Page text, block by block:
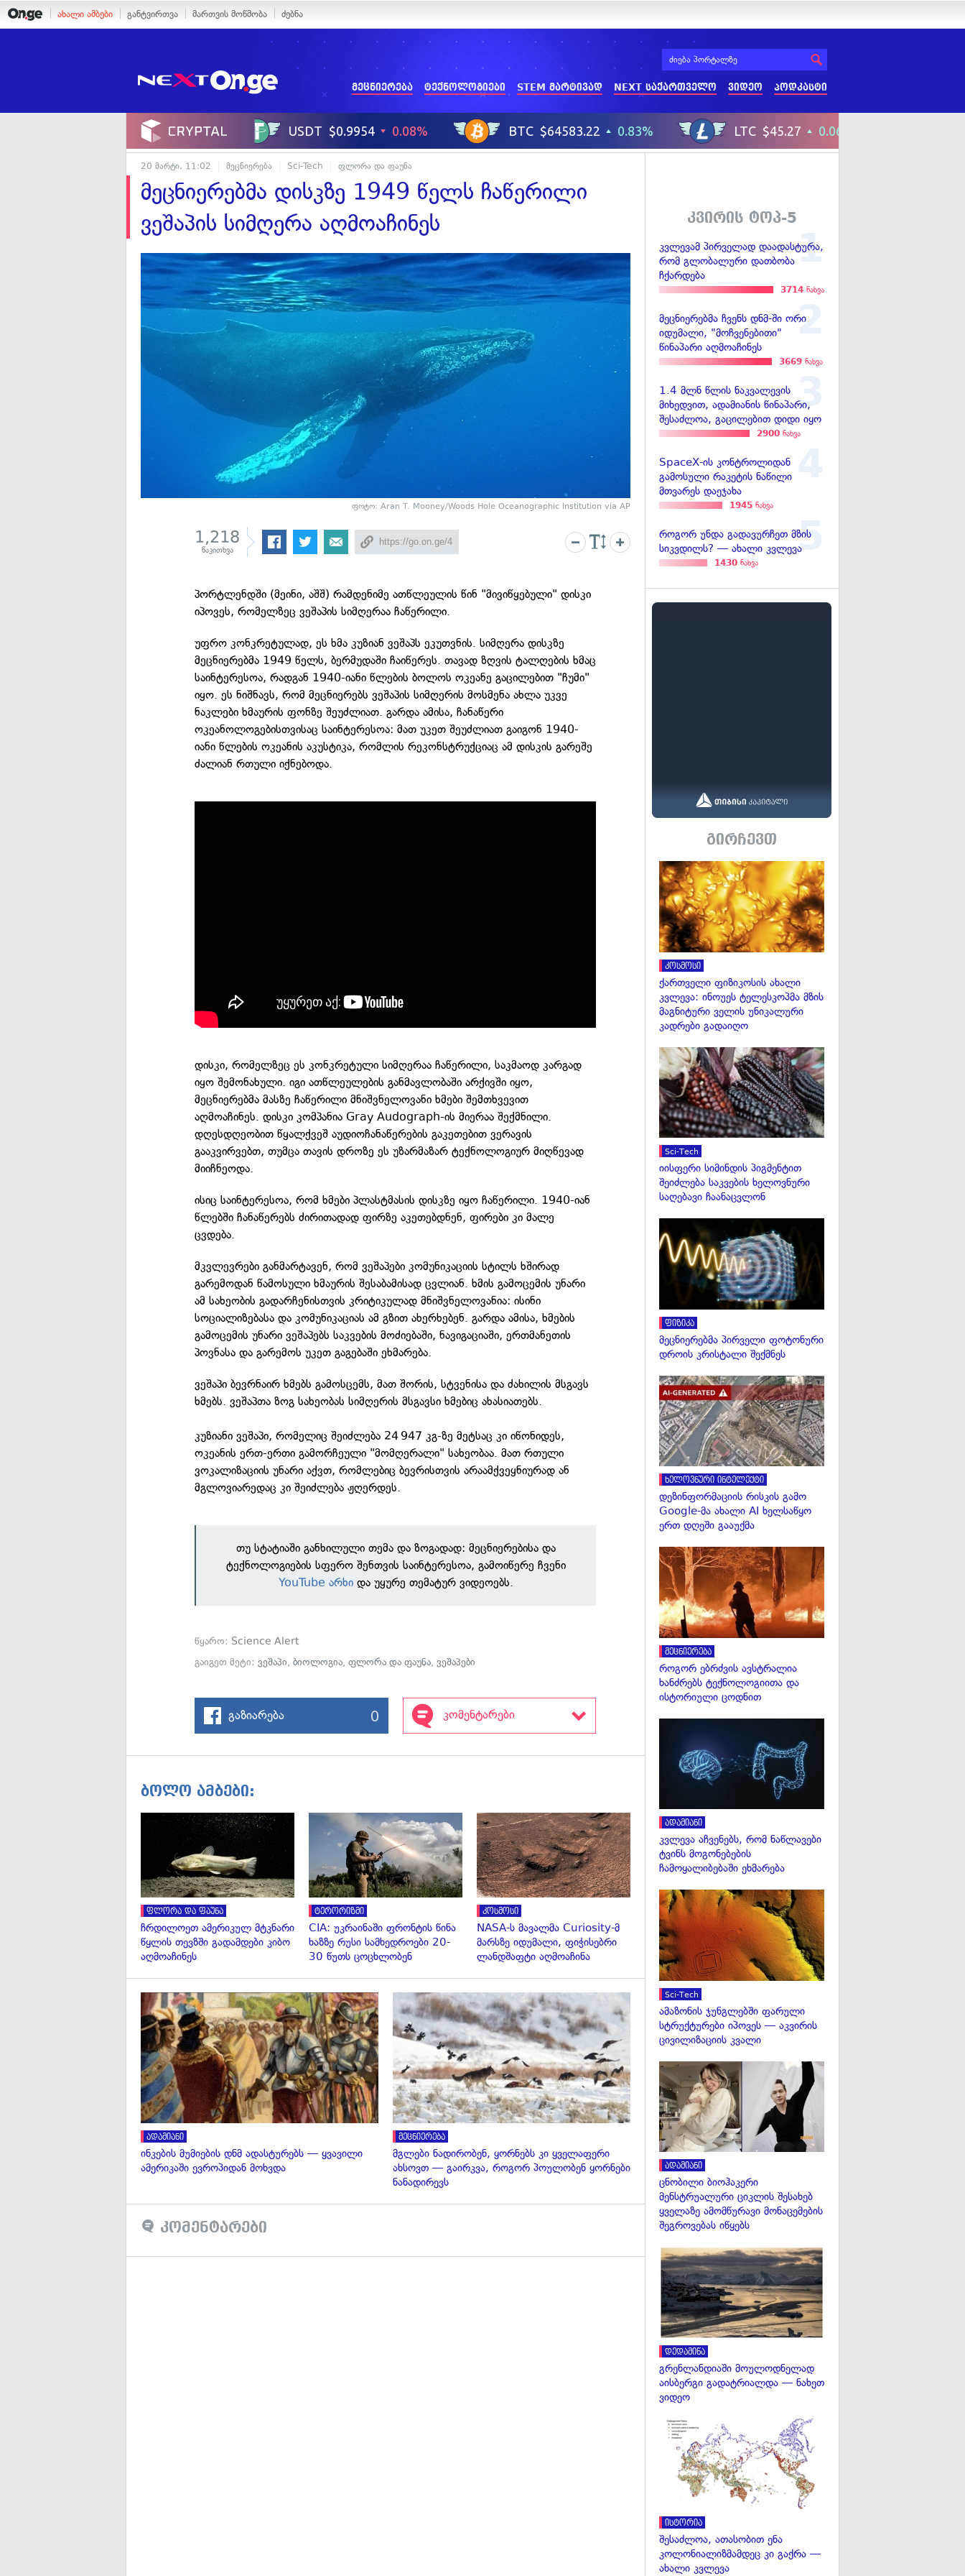
ახალი ამბები განტვირთვა მართვის მოწმობა ძებნა
მეცნიერება ტექნოლოგიები STEM მარტივად NEXT საქართველო ვიდეო პოდკასტი
20 მარტი, 11:02 მეცნიერება Sci-Tech ფლორა და ფაუნა
მეცნიერებმა დისკზე 1949 წელს ჩაწერილი
ვეშაპის სიმღერა აღმოაჩინეს
ფოტო: Aran T. Mooney/Woods Hole Oceanographic Institution via AP
1,218
წაკითხვა
პორტლენდში (მეინი, აშშ) რამდენიმე ათწლეულის წინ "მივიწყებული" დისკი
იპოვეს, რომელზეც ვეშაპის სიმღერაა ჩაწერილი.
უფრო კონკრეტულად, ეს ხმა კუზიან ვეშაპს ეკუთვნის. სიმღერა დისკზე
მეცნიერებმა 1949 წელს, ბერმუდაში ჩაიწერეს. თავად ზღვის ტალღების ხმაც
საინტერესოა, რადგან 1940-იანი წლების ბოლოს ოკეანე გაცილებით "ჩუმი"
იყო. ეს ნიშნავს, რომ მეცნიერებს ვეშაპის სიმღერის მოსმენა ახლა უკვე
ნაკლები ხმაურის ფონზე შეუძლიათ. გარდა ამისა, ჩანაწერი
ოკეანოლოგებისთვისაც საინტერესოა: მათ უკეთ შეუძლიათ გაიგონ 1940-
იანი წლების ოკეანის აკუსტიკა, რომლის რეკონსტრუქციაც ამ დისკის გარეშე
ძალიან რთული იქნებოდა.
დისკი, რომელზეც ეს კონკრეტული სიმღერაა ჩაწერილი, საკმაოდ კარგად
იყო შემონახული. იგი ათწლეულების განმავლობაში არქივში იყო,
მეცნიერებმა მასზე ჩაწერილი მნიშვნელოვანი ხმები შემთხვევით
აღმოაჩინეს. დისკი კომპანია Gray Audograph-ის მიერაა შექმნილი.
დღესდღეობით წყალქვეშ აუდიოჩანაწერების გაკეთებით ვერავის
გააკვირვებთ, თუმცა თავის დროზე ეს უზარმაზარ ტექნოლოგიურ მიღწევად
მიიჩნეოდა.
ისიც საინტერესოა, რომ ხმები პლასტმასის დისკზე იყო ჩაწერილი. 1940-იან
წლებში ჩანაწერებს ძირითადად ფირზე აკეთებდნენ, ფირები კი მალე
ცვდება.
მკვლევრები განმარტავენ, რომ ვეშაპები კომუნიკაციის სტილს ხშირად
გარემოდან წამოსული ხმაურის შესაბამისად ცვლიან. ხმის გამოცემის უნარი
ამ სახეობის გადარჩენისთვის კრიტიკულად მნიშვნელოვანია: ისინი
სოციალიზებასა და კომუნიკაციას ამ გზით ახერხებენ. გარდა ამისა, ხმების
გამოცემის უნარი ვეშაპებს საკვების მოძიებაში, ნავიგაციაში, ერთმანეთის
პოვნასა და გარემოს უკეთ გაგებაში ეხმარება.
ვეშაპი ბევრნაირ ხმებს გამოსცემს, მათ შორის, სტვენისა და ძახილის მსგავს
ხმებს. ვეშაპთა ზოგ სახეობას სიმღერის მსგავსი ხმებიც ახასიათებს.
კუზიანი ვეშაპი, რომელიც შეიძლება 24 947 კგ-ზე მეტსაც კი იწონიდეს,
ოკეანის ერთ-ერთი გამორჩეული "მომღერალი" სახეობაა. მათ რთული
ვოკალიზაციის უნარი აქვთ, რომლებიც ბევრისთვის არაამქვეყნიურად ან
მგლოვიარედაც კი შეიძლება ჟღერდეს.
თუ სტატიაში განხილული თემა და ზოგადად: მეცნიერებისა და
ტექნოლოგიების სფერო შენთვის საინტერესოა, გამოიწერე ჩვენი
YouTube არხი და უყურე თემატურ ვიდეოებს.
წყარო: Science Alert
გაიგეთ მეტი:ვეშაპი,ბიოლოგია,ფლორა და ფაუნა,ვეშაპები
გაზიარება 0 კომენტარები
ბოლო ამბები:
ფლორა და ფაუნა
ჩრდილოეთ ამერიკულ მტკნარი
წყლის თევზში გადამდები კიბო
აღმოაჩინეს
გადახედვა
ტერორიზმი
CIA: უკრაინაში ფრონტის წინა
ხაზზე რუსი სამხედროები 20-
30 წუთს ცოცხლობენ
გადახედვა
კოსმოსი
NASA-ს მავალმა Curiosity-მ
მარსზე იდუმალი, ფიჭისებრი
ლანდშაფტი აღმოაჩინა
გადახედვა
ადამიანი
ინკების მუმიების დნმ ადასტურებს — ყვავილი
ამერიკაში ევროპიდან მოხვდა
გადახედვა
მეცნიერება
მგლები ნადირობენ, ყორნებს კი ყველაფერი
ახსოვთ — გაირკვა, როგორ პოულობენ ყორნები
ნანადირევს
კომენტარები
კვირის ტოპ-5
კვლევამ პირველად დაადასტურა,
რომ გლობალური დათბობა
ჩქარდება
3714 ნახვა
მეცნიერებმა ჩვენს დნმ-ში ორი
იდუმალი, "მოჩვენებითი"
წინაპარი აღმოაჩინეს
3669 ნახვა
1.4 მლნ წლის ნაკვალევის
მიხედვით, ადამიანის წინაპარი,
შესაძლოა, გაცილებით დიდი იყო
2900 ნახვა
SpaceX-ის კონტროლიდან
გამოსული რაკეტის ნაწილი
მთვარეს დაეჯახა
1945 ნახვა
როგორ უნდა გადავურჩეთ მზის
სიკვდილს? — ახალი კვლევა
1430 ნახვა
გირჩევთ
კოსმოსი
ქართველი ფიზიკოსის ახალი
კვლევა: ინოუეს ტელესკოპმა მზის
მაგნიტური ველის უნიკალური
კადრები გადაიღო
Sci-Tech
იისფერი სიმინდის პიგმენტით
შეიძლება საკვების ხელოვნური
საღებავი ჩაანაცვლონ
ფიზიკა
მეცნიერებმა პირველი ფოტონური
დროის კრისტალი შექმნეს
ხელოვნური ინტელექტი
დეზინფორმაციის რისკის გამო
Google-მა ახალი AI ხელსაწყო
ერთ დღეში გააუქმა
მეცნიერება
როგორ ებრძვის ავსტრალია
ხანძრებს ტექნოლოგიითა და
ისტორიული ცოდნით
ადამიანი
კვლევა აჩვენებს, რომ ნაწლავები
ტვინს მოგონებების
ჩამოყალიბებაში ეხმარება
Sci-Tech
ამაზონის ჯუნგლებში ფარული
სტრუქტურები იპოვეს — აკვირის
ცივილიზაციის კვალი
ადამიანი
ცნობილი ბიოჰაკერი
მენსტრუალური ციკლის შესახებ
ყველაზე ამომწურავი მონაცემების
შეგროვებას იწყებს
დედამიწა
გრენლანდიაში მოულოდნელად
აისბერგი გადატრიალდა — ნახეთ
ვიდეო
ისტორია
შესაძლოა, ათასობით ენა
კოლონიალიზმამდეც კი გაქრა —
ახალი კვლევა